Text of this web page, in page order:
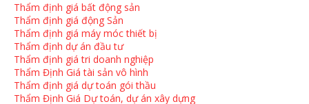
Thẩm định giá bất động sản
Thẩm định giá động Sản
Thẩm định giá máy móc thiết bị
Thẩm định dự án đầu tư
Thẩm định giá tri doanh nghiệp
Thẩm Định Giá tài sản vô hình
Thẩm định giá dự toán gói thầu
Thẩm Định Giá Dự toán, dự án xây dựng